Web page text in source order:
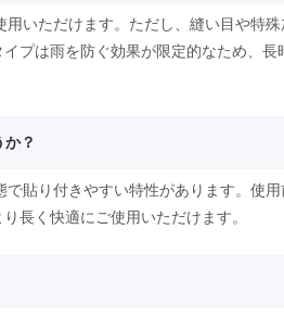
いただけます。ただし、縫い目や特
プは雨を防ぐ効果が限定的なため、長
？
貼り付きやすい特性があります。使
長く快適にご使用いただけます。